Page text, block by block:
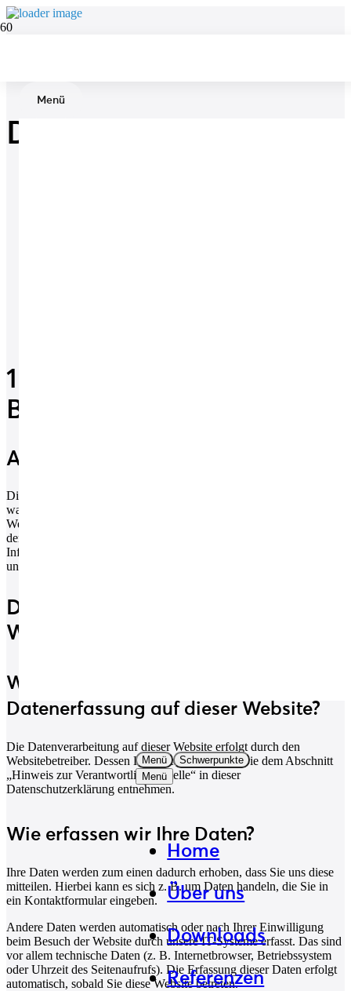
Menü
Menü
Schwerpunkte
Menü
Home
Über uns
Downloads
Referenzen
Datenschutz
1. Datenschutz auf einen
Blick
Allgemeine Hinweise
Die folgenden Hinweise geben einen einfachen Überblick darüber,
was mit Ihren personenbezogenen Daten passiert, wenn Sie diese
Website besuchen. Personenbezogene Daten sind alle Daten, mit
denen Sie persönlich identifiziert werden können. Ausführliche
Informationen zum Thema Datenschutz entnehmen Sie unserer
unter diesem Text aufgeführten Datenschutzerklärung.
Datenerfassung auf dieser
Website
Wer ist verantwortlich für die
Datenerfassung auf dieser Website?
Die Datenverarbeitung auf dieser Website erfolgt durch den
Websitebetreiber. Dessen Kontaktdaten können Sie dem Abschnitt
„Hinweis zur Verantwortlichen Stelle“ in dieser
Datenschutzerklärung entnehmen.
Wie erfassen wir Ihre Daten?
Ihre Daten werden zum einen dadurch erhoben, dass Sie uns diese
mitteilen. Hierbei kann es sich z. B. um Daten handeln, die Sie in
ein Kontaktformular eingeben.
Andere Daten werden automatisch oder nach Ihrer Einwilligung
beim Besuch der Website durch unsere IT-Systeme erfasst. Das sind
vor allem technische Daten (z. B. Internetbrowser, Betriebssystem
oder Uhrzeit des Seitenaufrufs). Die Erfassung dieser Daten erfolgt
automatisch, sobald Sie diese Website betreten.